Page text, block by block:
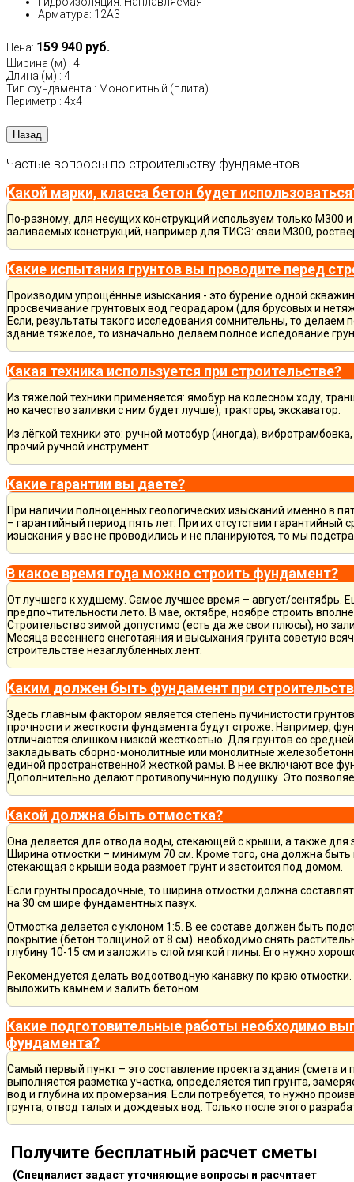
Арматура: 12А3
Цена: 159 940 руб.
Ширина (м) : 4
Длина (м) : 4
Тип фундамента : Монолитный (плита)
Периметр : 4х4
Частые вопросы по строительству фундаментов
Какой марки, класса бетон будет
По-разному, для несущих конструкций используем только М300
заливаемых конструкций, например для ТИСЭ: сваи М300,
Какие испытания грунтов вы проводите перед
Производим упрощённые изыскания - это бурение одной
просвечивание грунтовых вод георадаром (для брусовых и
Если, результаты такого исследования сомнительны, то
здание тяжелое, то изначально делаем полное иследование
Какая техника используется при строительстве?
Из тяжёлой техники применяется: ямобур на колёсном ходу,
но качество заливки с ним будет лучше), тракторы, экскаватор.
Из лёгкой техники это: ручной мотобур (иногда),
прочий ручной инструмент
Какие гарантии вы даете?
При наличии полноценных геологических изысканий именно в
– гарантийный период пять лет. При их отсутствии гарантийный
изыскания у вас не проводились и не планируются, то мы
В какое время года можно строить фундамент?
От лучшего к худшему. Самое лучшее время – август/сентябрь.
предпочтительности лето. В мае, октябре, ноябре строить
Строительство зимой допустимо (есть да же свои плюсы), но
Месяца весеннего снеготаяния и высыхания грунта советую
строительстве незаглубленных лент.
Каким должен быть фундамент при
Здесь главным фактором является степень пучинистости
прочности и жесткости фундамента будут строже. Например,
отличаются слишком низкой жесткостью. Для грунтов со
закладывать сборно-монолитные или монолитные
единой пространственной жесткой рамы. В нее включают все
Дополнительно делают противопучинную подушку. Это
Какой должна быть отмостка?
Она делается для отвода воды, стекающей с крыши, а также для
Ширина отмостки – минимум 70 см. Кроме того, она должна быть
стекающая с крыши вода размоет грунт и застоится под домом.
Если грунты просадочные, то ширина отмостки должна
на 30 см шире фундаментных пазух.
Отмостка делается с уклоном 1:5. В ее составе должен быть
покрытие (бетон толщиной от 8 см). необходимо снять
глубину 10-15 см и заложить слой мягкой глины. Его нужно
Рекомендуется делать водоотводную канавку по краю
выложить камнем и залить бетоном.
Какие подготовительные работы необходимо
фундамента?
Самый первый пункт – это составление проекта здания (смета
выполняется разметка участка, определяется тип грунта,
вод и глубина их промерзания. Если потребуется, то нужно
грунта, отвод талых и дождевых вод. Только после этого
Получите бесплатный расчет сметы
(Специалист задаст уточняющие вопросы и расчитает